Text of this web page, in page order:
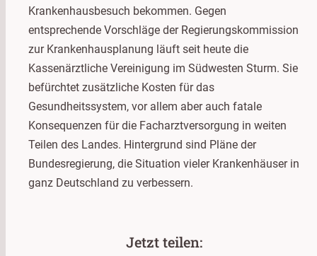
Krankenhausbesuch bekommen. Gegen
entsprechende Vorschläge der Regierungskommission
zur Krankenhausplanung läuft seit heute die
Kassenärztliche Vereinigung im Südwesten Sturm. Sie
befürchtet zusätzliche Kosten für das
Gesundheitssystem, vor allem aber auch fatale
Konsequenzen für die Facharztversorgung in weiten
Teilen des Landes. Hintergrund sind Pläne der
Bundesregierung, die Situation vieler Krankenhäuser in
ganz Deutschland zu verbessern.